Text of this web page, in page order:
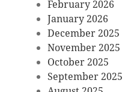
February 2026
January 2026
December 2025
November 2025
October 2025
September 2025